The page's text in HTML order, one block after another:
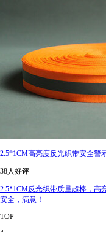
2.5*1CM高亮度反光织带安全警
38人好评
2.5*1CM反光织带质量超棒，高
安全，满意！
TOP